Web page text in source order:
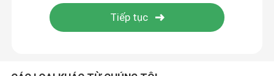
Emerson Delta V DCS
Phụ tùng điện Schneider